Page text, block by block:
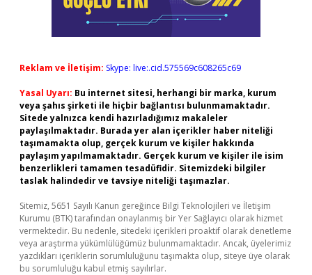
Reklam ve İletişim: Skype: live:.cid.575569c608265c69
Yasal Uyarı: Bu internet sitesi, herhangi bir marka, kurum
veya şahıs şirketi ile hiçbir bağlantısı bulunmamaktadır.
Sitede yalnızca kendi hazırladığımız makaleler
paylaşılmaktadır. Burada yer alan içerikler haber niteliği
taşımamakta olup, gerçek kurum ve kişiler hakkında
paylaşım yapılmamaktadır. Gerçek kurum ve kişiler ile isim
benzerlikleri tamamen tesadüfidir. Sitemizdeki bilgiler
taslak halindedir ve tavsiye niteliği taşımazlar.
Sitemiz, 5651 Sayılı Kanun gereğince Bilgi Teknolojileri ve İletişim
Kurumu (BTK) tarafından onaylanmış bir Yer Sağlayıcı olarak hizmet
vermektedir. Bu nedenle, sitedeki içerikleri proaktif olarak denetleme
veya araştırma yükümlülüğümüz bulunmamaktadır. Ancak, üyelerimiz
yazdıkları içeriklerin sorumluluğunu taşımakta olup, siteye üye olarak
bu sorumluluğu kabul etmiş sayılırlar.